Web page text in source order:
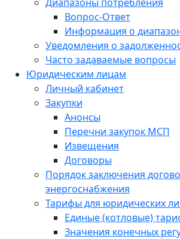
Вопрос-Ответ
Информация о
Уведомления о
Часто задаваемые вопросы
Юридическим лицам
Личный кабинет
Закупки
Анонсы
Перечни закупок МСП
Извещения
Договоры
Порядок заключения
энергоснабжения
Тарифы для юридических
Единые (котловые)
Значения конечных